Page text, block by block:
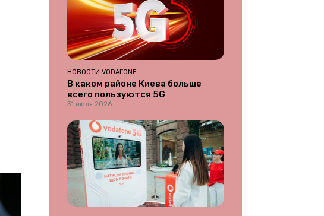
НОВОСТИ VODAFONE
В каком районе Киева больше
всего пользуются 5G
31 июля 2026